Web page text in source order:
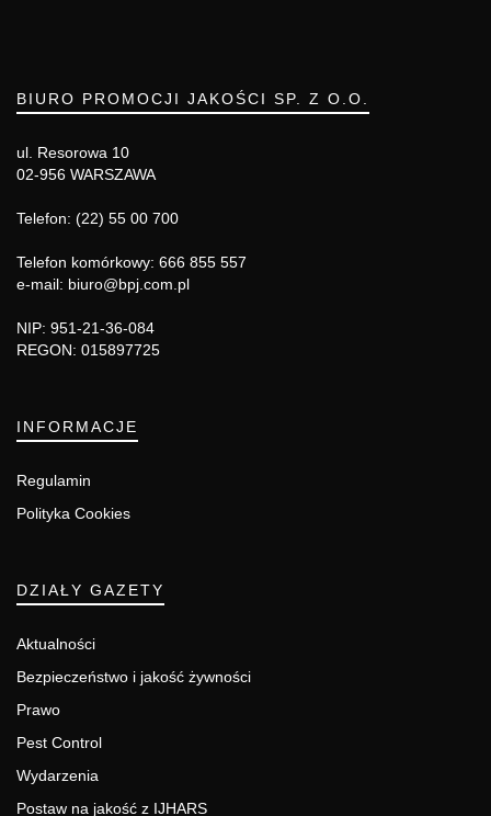
BIURO PROMOCJI JAKOŚCI SP. Z O.O.
ul. Resorowa 10
02-956 WARSZAWA
Telefon: (22) 55 00 700
Telefon komórkowy: 666 855 557
e-mail: biuro@bpj.com.pl
NIP: 951-21-36-084
REGON: 015897725
INFORMACJE
Regulamin
Polityka Cookies
DZIAŁY GAZETY
Aktualności
Bezpieczeństwo i jakość żywności
Prawo
Pest Control
Wydarzenia
Postaw na jakość z IJHARS